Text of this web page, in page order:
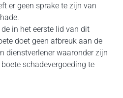
er geen sprake te zijn van
in het eerste lid van dit
doet geen afbreuk aan de
dienstverlener waaronder zijn
schadevergoeding te